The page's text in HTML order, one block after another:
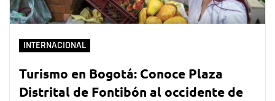
INTERNACIONAL
Turismo en Bogotá: Conoce Plaza
Distrital de Fontibón al occidente de